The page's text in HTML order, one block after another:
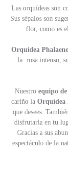
Las orquídeas son
Sus sépalos son
flor, como es
Orquídea
la rosa intenso,
Nuestro equipo
cariño la Orquídea
que desees.
disfrutarla en tu
Gracias a sus
espectáculo de la